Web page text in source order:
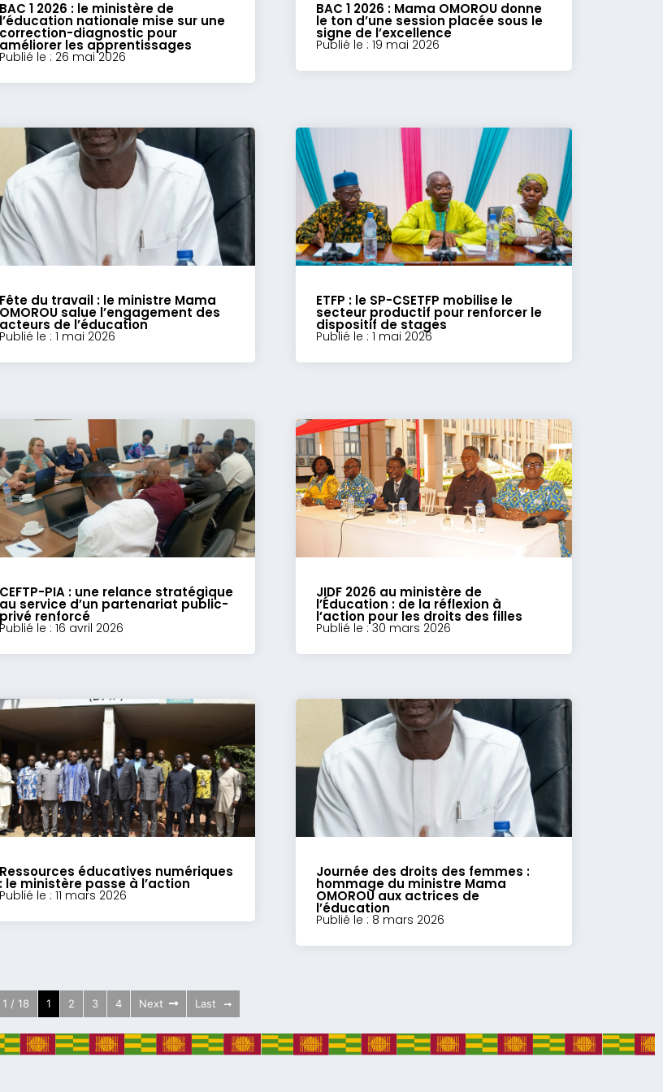
BAC 1 2026 : le ministère de
l’éducation nationale mise sur une
correction-diagnostic pour
améliorer les apprentissages
Publié le : 26 mai 2026
BAC 1 2026 : Mama OMOROU donne
le ton d’une session placée sous le
signe de l’excellence
Publié le : 19 mai 2026
Fête du travail : le ministre Mama
OMOROU salue l’engagement des
acteurs de l’éducation
Publié le : 1 mai 2026
ETFP : le SP-CSETFP mobilise le
secteur productif pour renforcer le
dispositif de stages
Publié le : 1 mai 2026
CEFTP-PIA : une relance stratégique
au service d’un partenariat public-
privé renforcé
Publié le : 16 avril 2026
JIDF 2026 au ministère de
l’Éducation : de la réflexion à
l’action pour les droits des filles
Publié le : 30 mars 2026
Ressources éducatives numériques
: le ministère passe à l’action
Publié le : 11 mars 2026
Journée des droits des femmes :
hommage du ministre Mama
OMOROU aux actrices de
l’éducation
Publié le : 8 mars 2026
1 / 18 1 2 3 4 Next Last